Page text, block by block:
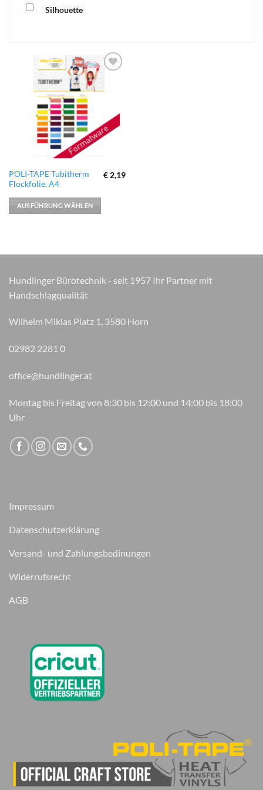
Silhouette
zur
Wunschliste
hinzufügen
POLI-TAPE Tubitherm
Flockfolie, A4
€ 2,19
AUSFÜHRUNG WÄHLEN
Dieses
Produkt
weist
mehrere
auf
der
gewählt
Hundlinger Bürotechnik - seit 1957 Ihr Partner mit
Handschlagqualität
Wilhelm Miklas Platz 1, 3580 Horn
02982 2281 0
office@hundlinger.at
Montag bis Freitag von 8:30 bis 12:00 und 14:00 bis 18:00
Uhr
Impressum
Datenschutzerklärung
Versand- und Zahlungsbedinungen
Widerrufsrecht
AGB